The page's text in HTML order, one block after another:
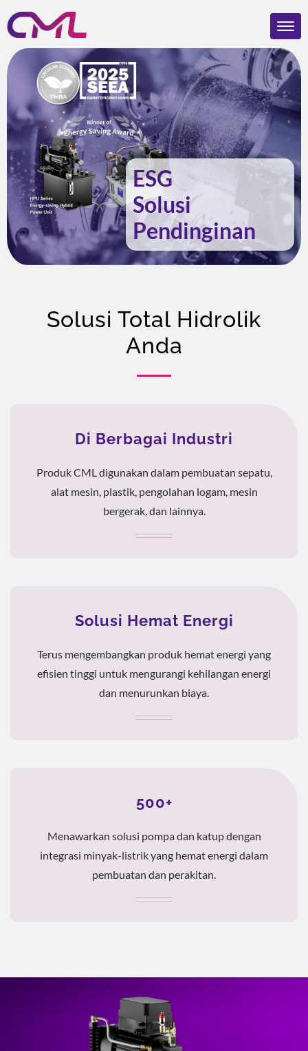
ESG
Solusi
Pendinginan
Solusi Total Hidrolik
Anda
Di Berbagai Industri
Produk CML digunakan dalam pembuatan sepatu,
alat mesin, plastik, pengolahan logam, mesin
bergerak, dan lainnya.
Solusi Hemat Energi
Terus mengembangkan produk hemat energi yang
efisien tinggi untuk mengurangi kehilangan energi
dan menurunkan biaya.
500+
Menawarkan solusi pompa dan katup dengan
integrasi minyak-listrik yang hemat energi dalam
pembuatan dan perakitan.